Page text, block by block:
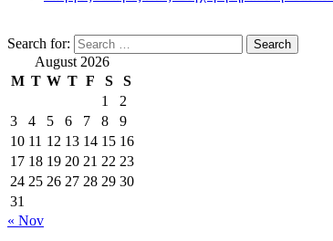
Search for:
August 2026
M T W T F S
S
1
2
3
4 5 6 7 8
9
10 11 12 13 14 15 16
17 18 19 20 21 22 23
24 25 26 27 28 29 30
31
« Nov